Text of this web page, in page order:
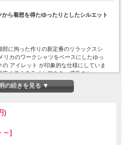
ら着想を得たゆったりとしたシルエット
部に拘った作りの新定番のリラックスシ
リカのワークシャツをベースにしたゆっ
アイレット が印象的な仕様にしていま
く使えるライトアウター感覚のシャ
ングより全体的にゆったりしたさせた身
エット。高級感のあるシェルボタン。
様な着こなしが楽しめます。
独特な色合いが◎。シャツジャケット
の続きを見る ▼
)
～]